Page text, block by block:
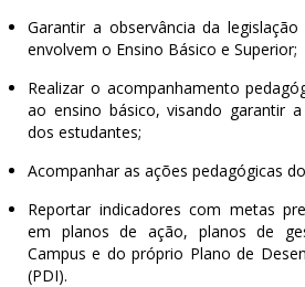
Garantir a observância da
envolvem o Ensino Básico e Superior;
Realizar o acompanhamento
ao ensino básico, visando garantir
dos estudantes;
Acompanhar as ações pedagógicas
Reportar indicadores com metas
em planos de ação, planos de
Campus e do próprio Plano de
(PDI).